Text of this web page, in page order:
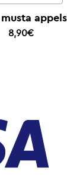
8,90€